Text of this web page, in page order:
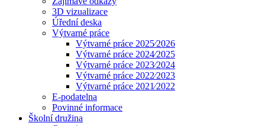
3D vizualizace
Úřední deska
Výtvarné práce
Výtvarné práce 2025⁄2026
Výtvarné práce 2024⁄2025
Výtvarné práce 2023⁄2024
Výtvarné práce 2022⁄2023
Výtvarné práce 2021⁄2022
E-podatelna
Povinné informace
Školní družina